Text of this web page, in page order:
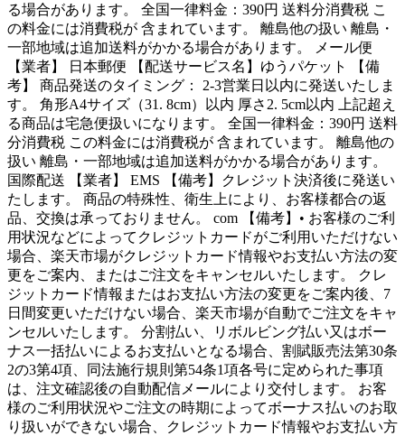
る場合があります。 全国一律料金：390円 送料分消費税 こ
の料金には消費税が 含まれています。 離島他の扱い 離島・
一部地域は追加送料がかかる場合があります。 メール便
【業者】 日本郵便 【配送サービス名】ゆうパケット 【備
考】 商品発送のタイミング： 2-3営業日以内に発送いたしま
す。 角形A4サイズ（31. 8cm）以内 厚さ2. 5cm以内 上記超え
る商品は宅急便扱いになります。 全国一律料金：390円 送料
分消費税 この料金には消費税が 含まれています。 離島他の
扱い 離島・一部地域は追加送料がかかる場合があります。
国際配送 【業者】 EMS 【備考】クレジット決済後に発送い
たします。 商品の特殊性、衛生上により、お客様都合の返
品、交換は承っておりません。 com 【備考】• お客様のご利
用状況などによってクレジットカードがご利用いただけない
場合、楽天市場がクレジットカード情報やお支払い方法の変
更をご案内、またはご注文をキャンセルいたします。 クレ
ジットカード情報またはお支払い方法の変更をご案内後、7
日間変更いただけない場合、楽天市場が自動でご注文をキャ
ンセルいたします。 分割払い、リボルビング払い又はボー
ナス一括払いによるお支払いとなる場合、割賦販売法第30条
2の3第4項、同法施行規則第54条1項各号に定められた事項
は、注文確認後の自動配信メールにより交付します。 お客
様のご利用状況やご注文の時期によってボーナス払いのお取
り扱いができない場合、クレジットカード情報やお支払い方